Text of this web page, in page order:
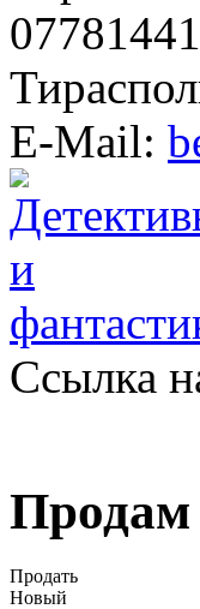
E-Mail:
Ссылка
Продам
Продать
Новый